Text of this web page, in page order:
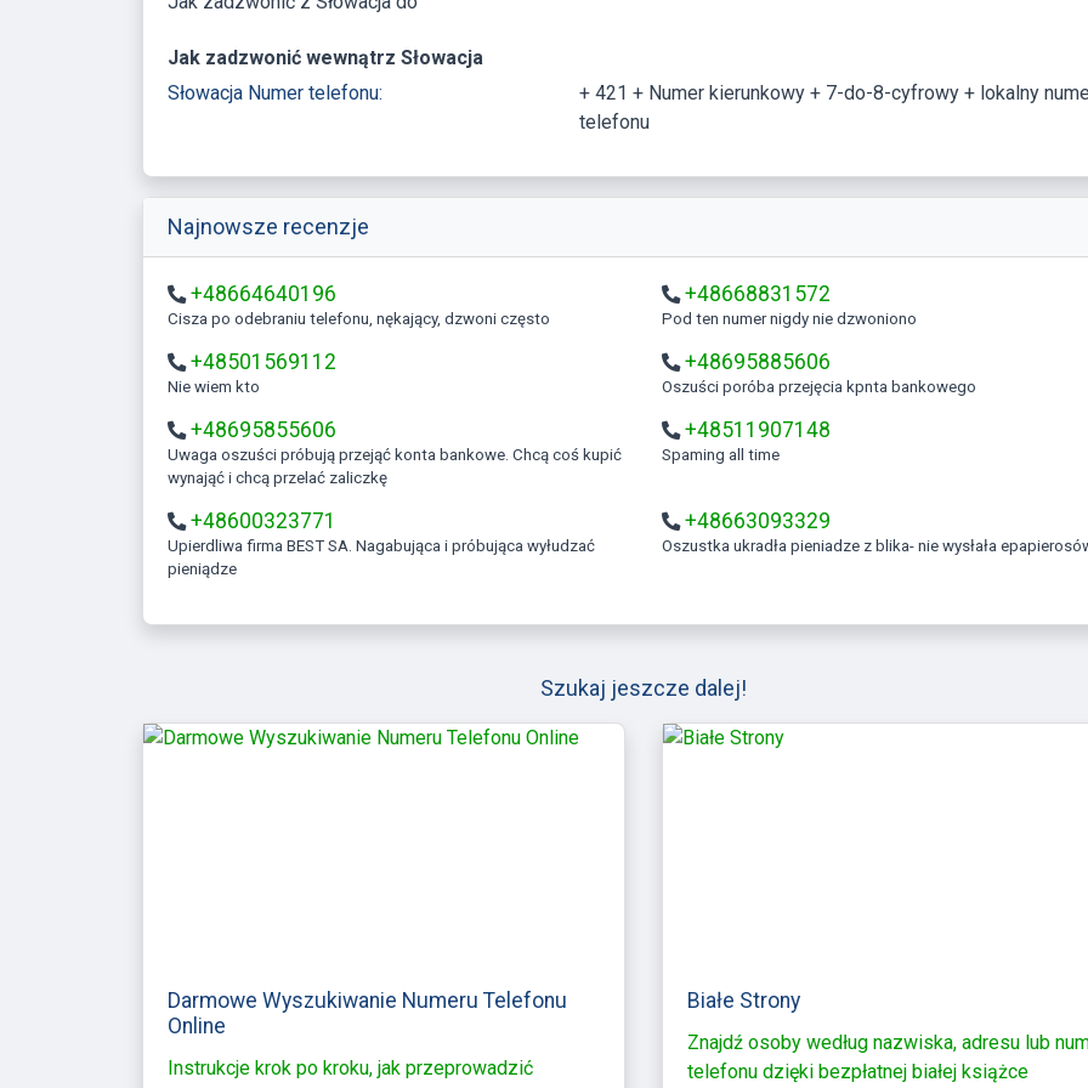
Jak zadzwonić wewnątrz Słowacja
Słowacja Numer telefonu:
+ 421 + Numer kierunkowy + 7-do-8-cyfrowy + lokalny
telefonu
Najnowsze recenzje
+48664640196
Cisza po odebraniu telefonu, nękający, dzwoni często
+48668831572
Pod ten numer nigdy nie dzwoniono
+48501569112
Nie wiem kto
+48695885606
Oszuści poróba przejęcia kpnta bankowego
+48695855606
Uwaga oszuści próbują przejąć konta bankowe. Chcą coś kupić
wynająć i chcą przelać zaliczkę
+48511907148
Spaming all time
+48600323771
Upierdliwa firma BEST SA. Nagabująca i próbująca wyłudzać
pieniądze
+48663093329
Oszustka ukradła pieniadze z blika- nie wysłała
Szukaj jeszcze dalej!
Darmowe Wyszukiwanie Numeru Telefonu
Online
Instrukcje krok po kroku, jak przeprowadzić
Białe Strony
Znajdź osoby według nazwiska, adresu lub
telefonu dzięki bezpłatnej białej książce